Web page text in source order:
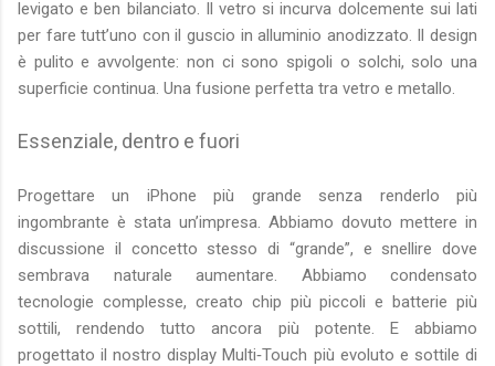
levigato e ben bilanciato. Il vetro si incurva dolcemente sui lati
per fare tutt’uno con il guscio in alluminio anodizzato. Il design
è pulito e avvolgente: non ci sono spigoli o solchi, solo una
superficie continua. Una fusione perfetta tra vetro e metallo.
Essenziale, dentro e fuori
Progettare un iPhone più grande senza renderlo più
ingombrante è stata un’impresa. Abbiamo dovuto mettere in
discussione il concetto stesso di “grande”, e snellire dove
sembrava naturale aumentare. Abbiamo condensato
tecnologie complesse, creato chip più piccoli e batterie più
sottili, rendendo tutto ancora più potente. E abbiamo
progettato il nostro display Multi‑Touch più evoluto e sottile di